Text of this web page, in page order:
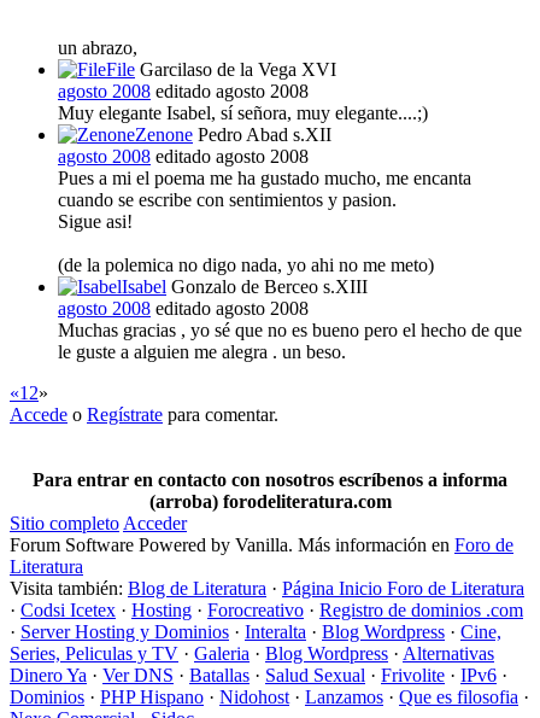
un abrazo,
File Garcilaso de la Vega XVI
agosto 2008 editado agosto 2008
Muy elegante Isabel, sí señora, muy elegante....;)
Zenone Pedro Abad s.XII
agosto 2008 editado agosto 2008
Pues a mi el poema me ha gustado mucho, me encanta
cuando se escribe con sentimientos y pasion.
Sigue asi!
(de la polemica no digo nada, yo ahi no me meto)
Isabel Gonzalo de Berceo s.XIII
agosto 2008 editado agosto 2008
Muchas gracias , yo sé que no es bueno pero el hecho de que
le guste a alguien me alegra . un beso.
«1 2»
Accede o Regístrate para comentar.
Para entrar en contacto con nosotros escríbenos a informa
(arroba) forodeliteratura.com
Sitio completo Acceder
Forum Software Powered by Vanilla. Más información en Foro de
Literatura
Visita también: Blog de Literatura · Página Inicio Foro de Literatura
· Codsi Icetex · Hosting · Forocreativo · Registro de dominios .com
· Server Hosting y Dominios · Interalta · Blog Wordpress · Cine,
Series, Peliculas y TV · Galeria · Blog Wordpress · Alternativas
Dinero Ya · Ver DNS · Batallas · Salud Sexual · Frivolite · IPv6 ·
Dominios · PHP Hispano · Nidohost · Lanzamos · Que es filosofia ·